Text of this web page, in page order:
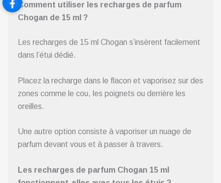
Comment utiliser les recharges de parfum
Chogan de 15 ml ?
Les recharges de 15 ml Chogan s’insèrent facilement
dans l’étui dédié.
Placez la recharge dans le flacon et vaporisez sur des
zones comme le cou, les poignets ou derrière les
oreilles.
Une autre option consiste à vaporiser un nuage de
parfum devant vous et à passer à travers.
Les recharges de parfum Chogan 15 ml